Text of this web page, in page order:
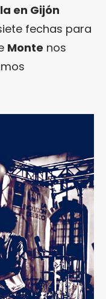
en Gijón
fechas para
Monte nos